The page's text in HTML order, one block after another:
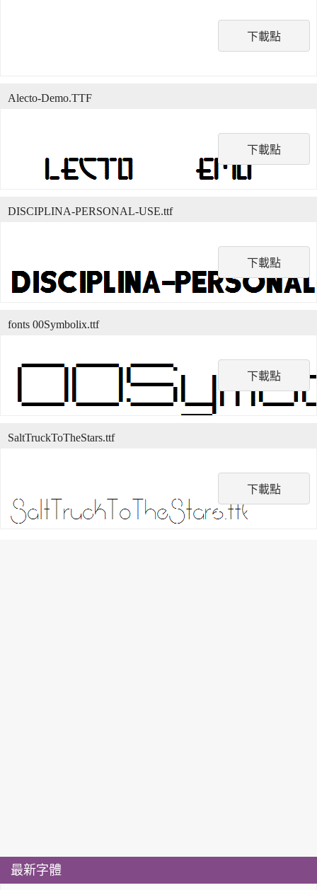
下載點
下載點
Alecto-Demo.TTF
下載點
DISCIPLINA-PERSONAL-USE.ttf
下載點
fonts 00Symbolix.ttf
下載點
SaltTruckToTheStars.ttf
最新字體